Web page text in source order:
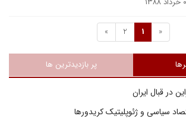
«
1
2
»
پر بازدیدترین ها
در قبال ایران
سیاسی و ژئوپلیتیک کریدورها